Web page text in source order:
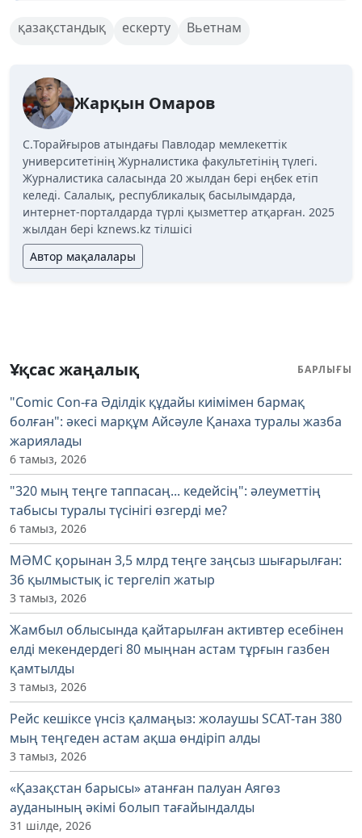
қазақстандық ескерту Вьетнам
Жарқын Омаров
C.Торайғыров атындағы Павлодар мемлекеттік
университетінің Журналистика факультетінің түлегі.
Журналистика саласында 20 жылдан бері еңбек етіп
келеді. Салалық, республикалық басылымдарда,
интернет-порталдарда түрлі қызметтер атқарған. 2025
жылдан бері kznews.kz тілшісі
Автор мақалалары
Ұқсас жаңалық БАРЛЫҒЫ
"Comic Con-ға Әділдік құдайы киімімен бармақ
болған": әкесі марқұм Айсәуле Қанаха туралы жазба
жариялады
6 тамыз, 2026
"320 мың теңге таппасаң... кедейсің": әлеуметтің
табысы туралы түсінігі өзгерді ме?
6 тамыз, 2026
МӘМС қорынан 3,5 млрд теңге заңсыз шығарылған:
36 қылмыстық іс тергеліп жатыр
3 тамыз, 2026
Жамбыл облысында қайтарылған активтер есебінен
елді мекендердегі 80 мыңнан астам тұрғын газбен
қамтылды
3 тамыз, 2026
Рейс кешіксе үнсіз қалмаңыз: жолаушы SCAT-тан 380
мың теңгеден астам ақша өндіріп алды
3 тамыз, 2026
«Қазақстан барысы» атанған палуан Аягөз
ауданының әкімі болып тағайындалды
31 шілде, 2026